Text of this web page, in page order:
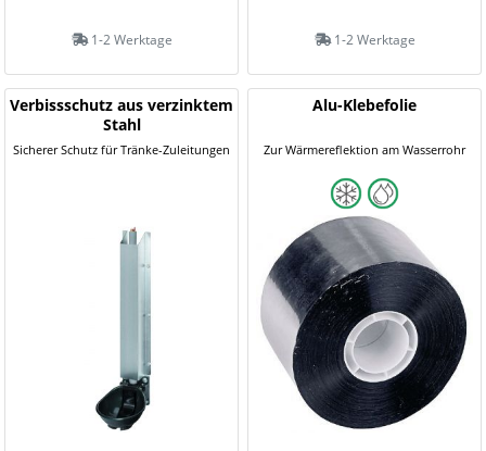
1-2 Werktage 1-2 Werktage
Verbissschutz aus verzinktem
Stahl
Sicherer Schutz für Tränke-Zuleitungen
Alu-Klebefolie
Zur Wärmereflektion am Wasserrohr